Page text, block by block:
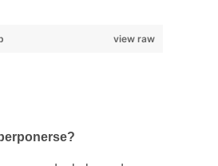
view raw